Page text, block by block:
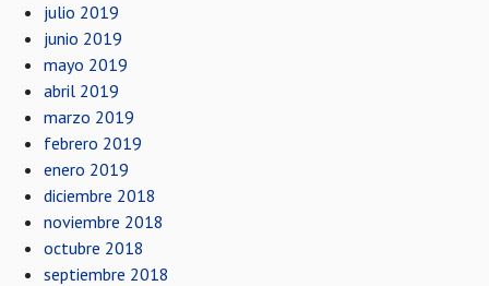
julio 2019
junio 2019
mayo 2019
abril 2019
marzo 2019
febrero 2019
enero 2019
diciembre 2018
noviembre 2018
octubre 2018
septiembre 2018